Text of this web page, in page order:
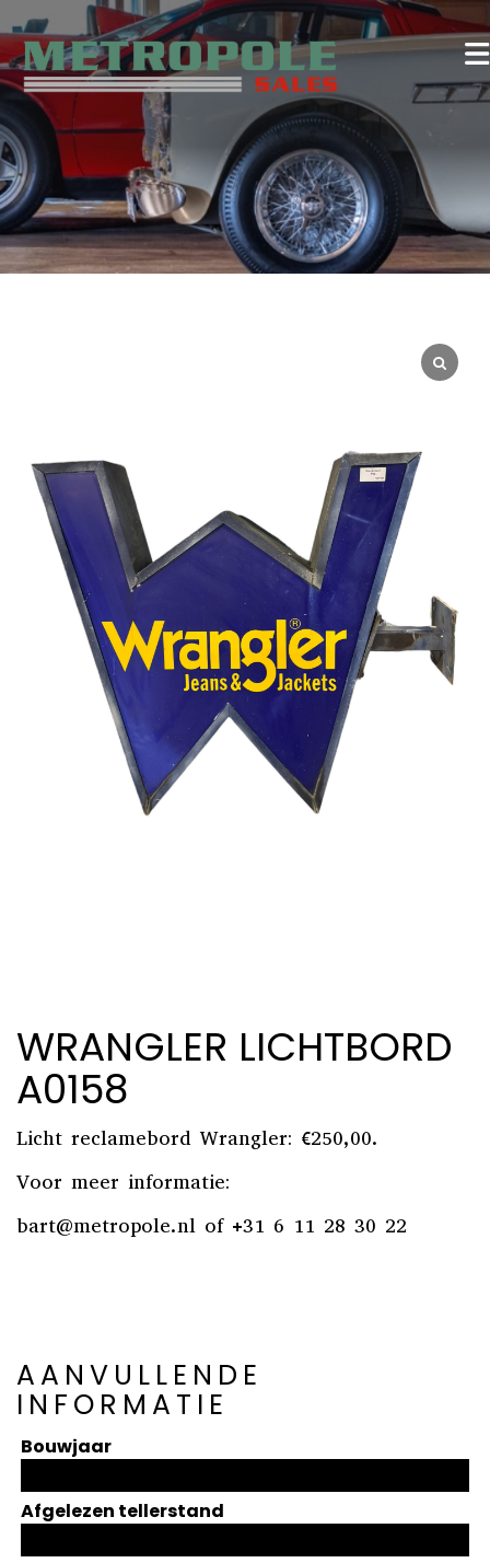
WRANGLER LICHTBORD
A0158
Licht reclamebord Wrangler: €250,00.
Voor meer informatie:
bart@metropole.nl of +31 6 11 28 30 22
AANVULLENDE
INFORMATIE
Bouwjaar
Afgelezen tellerstand